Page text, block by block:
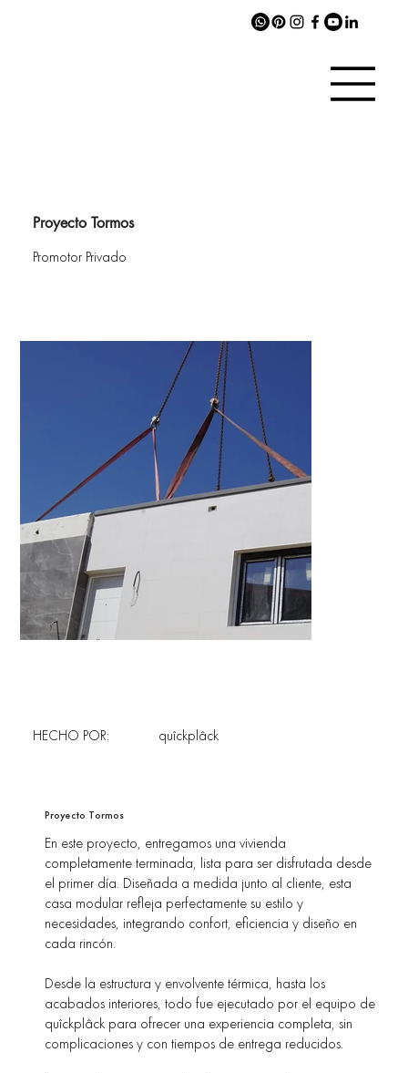
Proyecto Tormos
Promotor Privado
quîckplâck
HECHO POR:
Proyecto Tormos
En este proyecto, entregamos una vivienda
completamente terminada, lista para ser disfrutada desde
el primer día. Diseñada a medida junto al cliente, esta
casa modular refleja perfectamente su estilo y
necesidades, integrando confort, eficiencia y diseño en
cada rincón.
Desde la estructura y envolvente térmica, hasta los
acabados interiores, todo fue ejecutado por el equipo de
quîckplâck para ofrecer una experiencia completa, sin
complicaciones y con tiempos de entrega reducidos.